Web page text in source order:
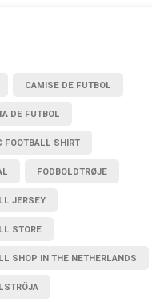
CAMISE DE FUTBOL
DE FUTBOL
FOOTBALL SHIRT
FODBOLDTRØJE
JERSEY
STORE
SHOP IN THE NETHERLANDS